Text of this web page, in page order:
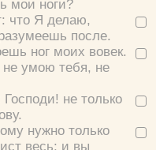
мои ноги?
что Я делаю,
после.
ног моих вовек.
не умою тебя, не
Господи! не только
нужно только
весь; и вы